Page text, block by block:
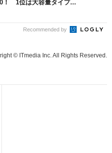
！ 1位は大容量タイプ...
Recommended by
© ITmedia Inc. All Rights Reserved.